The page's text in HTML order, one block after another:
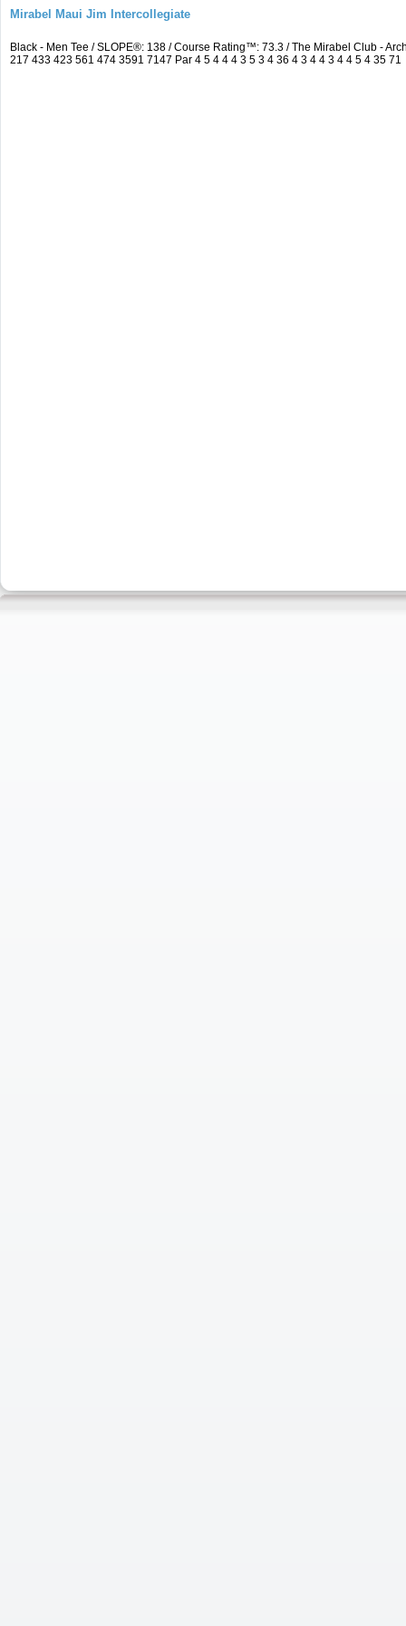
Mirabel Maui Jim Intercollegiate
Black - Men Tee / SLOPE®: 138 / Course Rating™: 73.3 / The Mirabel Club -
217 433 423 561 474 3591 7147 Par 4 5 4 4 4 3 5 3 4 36 4 3 4 4 3 4 4 5 4 35 71